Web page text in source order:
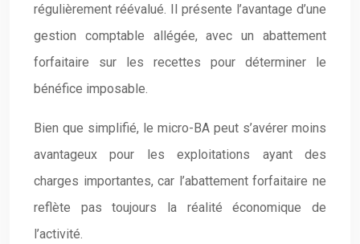
régulièrement réévalué. Il présente l’avantage d’une
gestion comptable allégée, avec un abattement
forfaitaire sur les recettes pour déterminer le
bénéfice imposable.
Bien que simplifié, le micro-BA peut s’avérer moins
avantageux pour les exploitations ayant des
charges importantes, car l’abattement forfaitaire ne
reflète pas toujours la réalité économique de
l’activité.